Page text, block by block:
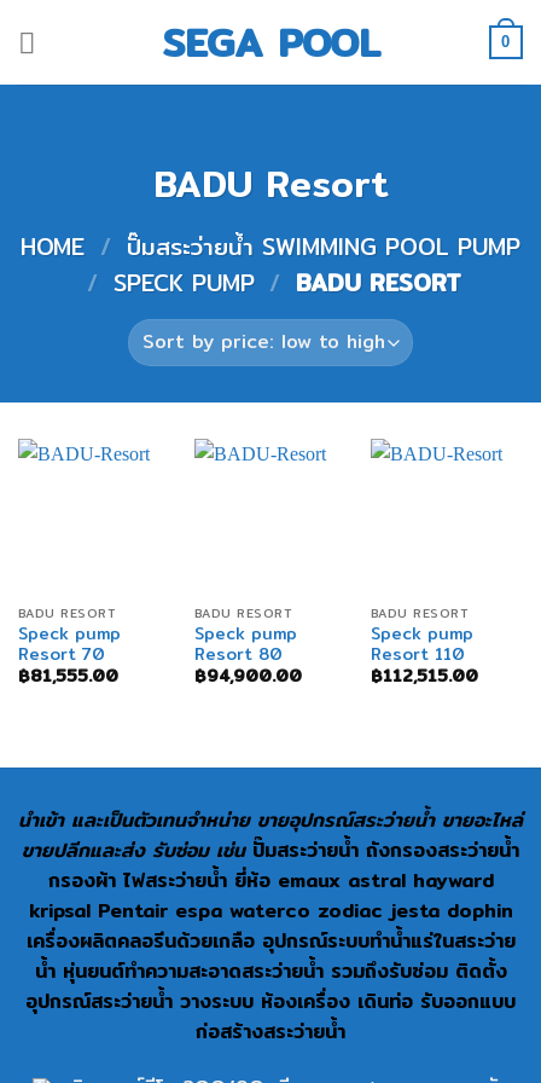
to
SEGA POOL 0
BADU Resort
HOME / ปั๊มสระว่ายน้ำ SWIMMING POOL PUMP
/ SPECK PUMP / BADU RESORT
BADU RESORT
Speck pump
Resort 70
฿81,555.00
BADU RESORT
Speck pump
Resort 80
฿94,900.00
BADU RESORT
Speck pump
Resort 110
฿112,515.00
นำเข้า และเป็นตัวเทนจำหน่าย ขายอุปกรณ์สระว่ายน้ำ ขายอะไหล่
ขายปลีกและส่ง รับซ่อม เช่น ปั๊มสระว่ายน้ำ ถังกรองสระว่ายน้ำ
กรองผ้า ไฟสระว่ายน้ำ ยี่ห้อ emaux astral hayward
kripsal Pentair espa waterco zodiac jesta dophin
เครื่องผลิตคลอรีนด้วยเกลือ อุปกรณ์ระบบทำน้ำแร่ในสระว่าย
น้ำ หุ่นยนต์ทำความสะอาดสระว่ายน้ำ รวมถึงรับซ่อม ติดตั้ง
อุปกรณ์สระว่ายน้ำ วางระบบ ห้องเครื่อง เดินท่อ รับออกแบบ
ก่อสร้างสระว่ายน้ำ